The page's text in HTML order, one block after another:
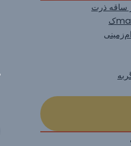
ساقه ذرت